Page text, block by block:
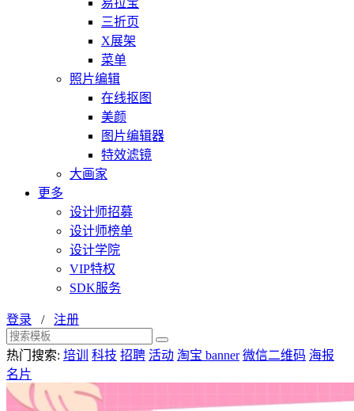
易拉宝
三折页
X展架
菜单
照片编辑
在线抠图
美颜
图片编辑器
特效滤镜
大画家
更多
设计师招募
设计师榜单
设计学院
VIP特权
SDK服务
登录 / 注册
热门搜索: 培训 科技 招聘 活动 淘宝 banner 微信二维码 海报
名片